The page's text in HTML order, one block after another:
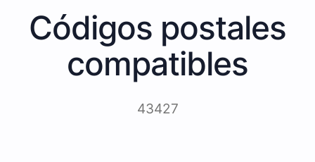
Códigos postales
compatibles
43427